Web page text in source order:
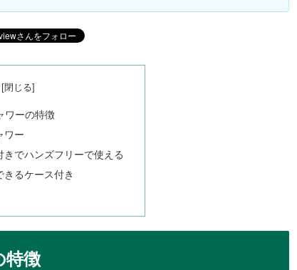
ワーの特徴
ワー
でハンズフリーで使える
るケース付き
特徴